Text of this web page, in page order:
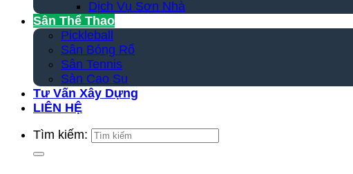
Dịch Vụ Sơn Nhà
Sân Thể Thao
Pickleball
Sân Bóng Rổ
Sân Tennis
Sàn Cao Su
Tư Vấn Xây Dựng
LIÊN HỆ
Tìm kiếm: